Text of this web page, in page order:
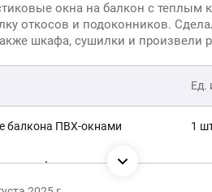
окна на балкон с теплым
откосов и подоконников.
шкафа, сушилки и произвели
Ед.
балкона ПВХ-окнами 1
со шкафом, теплым полом,